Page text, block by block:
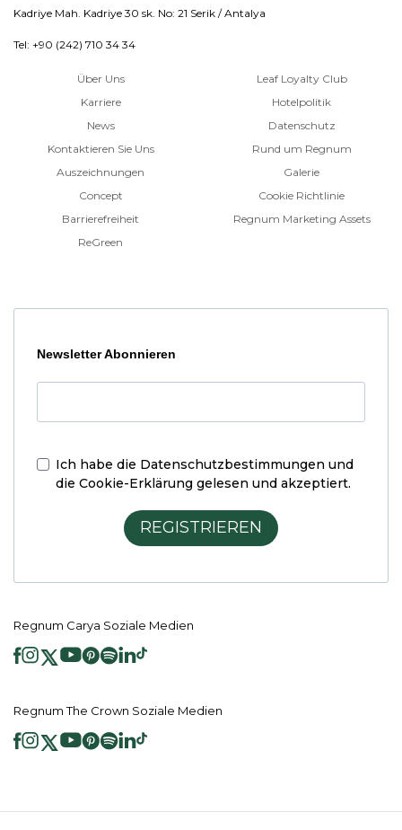
Kadriye Mah. Kadriye 30 sk. No: 21 Serik / Antalya
Tel: +90 (242) 710 34 34
Über Uns
Karriere
News
Kontaktieren Sie Uns
Auszeichnungen
Concept
Barrierefreiheit
ReGreen
Leaf Loyalty Club
Hotelpolitik
Datenschutz
Rund um Regnum
Galerie
Cookie Richtlinie
Regnum Marketing Assets
Newsletter Abonnieren
Ich habe die Datenschutzbestimmungen und
die Cookie-Erklärung gelesen und akzeptiert.
REGISTRIEREN
Regnum Carya Soziale Medien
Regnum The Crown Soziale Medien